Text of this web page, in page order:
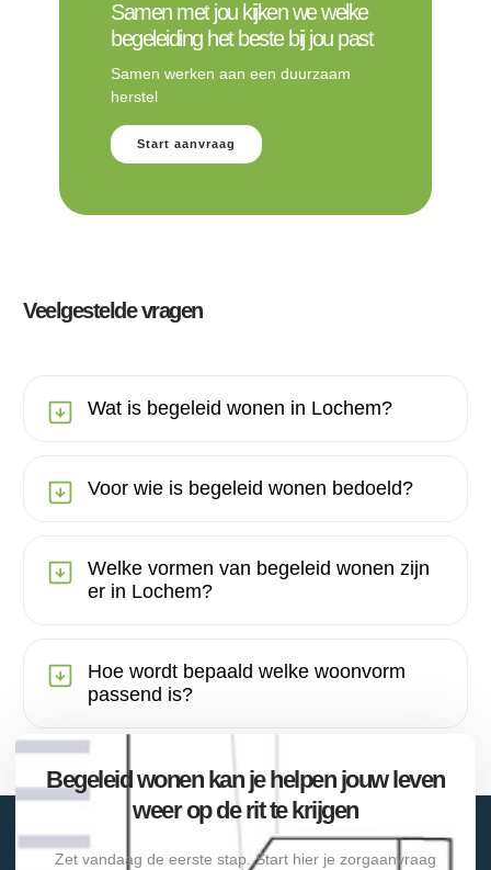
Samen met jou kijken we welke
begeleiding het beste bij jou past
Samen werken aan een duurzaam
herstel
Start aanvraag
Veelgestelde vragen
Wat is begeleid wonen in Lochem?
Voor wie is begeleid wonen bedoeld?
Welke vormen van begeleid wonen zijn
er in Lochem?
Hoe wordt bepaald welke woonvorm
passend is?
Begeleid wonen kan je helpen jouw leven
weer op de rit te krijgen
Zet vandaag de eerste stap. Start hier je zorgaanvraag